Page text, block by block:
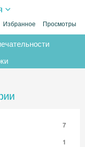
Избранное Просмотры
7
1